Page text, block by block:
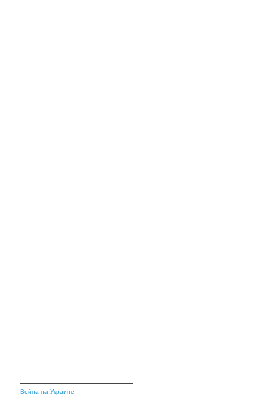
Война на Украине